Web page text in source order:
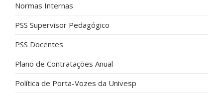
Normas Internas
PSS Supervisor Pedagógico
PSS Docentes
Plano de Contratações Anual
Política de Porta-Vozes da Univesp